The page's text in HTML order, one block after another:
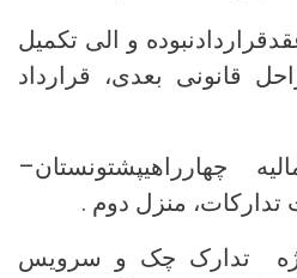
و الی تکمیل
قانونی بعدی، قرارداد
چهارراهیپشتونستان–
تدارکات، منزل دوم .
تدارک چک و سرویس